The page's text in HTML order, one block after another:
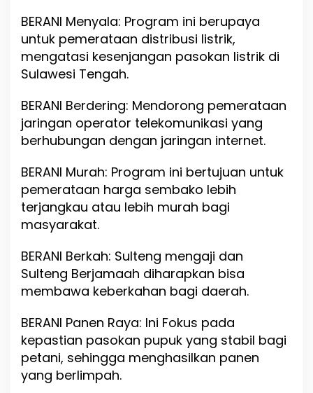
BERANI Menyala: Program ini berupaya
untuk pemerataan distribusi listrik,
mengatasi kesenjangan pasokan listrik di
Sulawesi Tengah.
BERANI Berdering: Mendorong pemerataan
jaringan operator telekomunikasi yang
berhubungan dengan jaringan internet.
BERANI Murah: Program ini bertujuan untuk
pemerataan harga sembako lebih
terjangkau atau lebih murah bagi
masyarakat.
BERANI Berkah: Sulteng mengaji dan
Sulteng Berjamaah diharapkan bisa
membawa keberkahan bagi daerah.
BERANI Panen Raya: Ini Fokus pada
kepastian pasokan pupuk yang stabil bagi
petani, sehingga menghasilkan panen
yang berlimpah.